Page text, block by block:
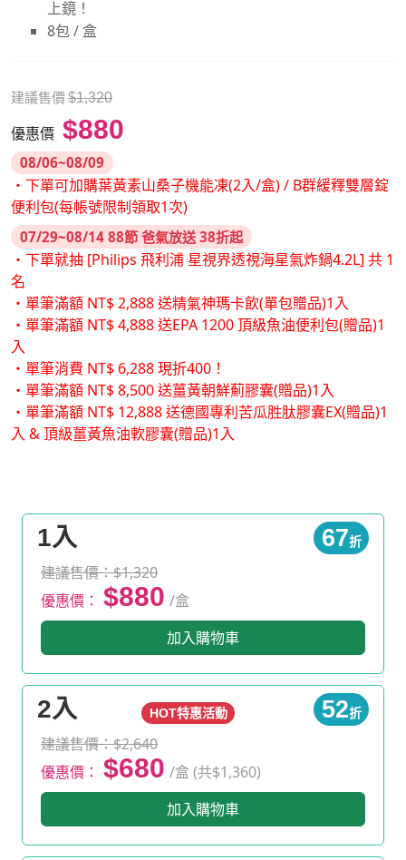
上鏡！
8包 / 盒
建議售價 $1,320
優惠價 $880
08/06~08/09
・下單可加購葉黃素山桑子機能凍(2入/盒) / B群緩釋雙層錠
便利包(每帳號限制領取1次)
07/29~08/14 88節 爸氣放送 38折起
・下單就抽 [Philips 飛利浦 星視界透視海星氣炸鍋4.2L] 共 1
名
・單筆滿額 NT$ 2,888 送精氣神瑪卡飲(單包贈品)1入
・單筆滿額 NT$ 4,888 送EPA 1200 頂級魚油便利包(贈品)1
入
・單筆消費 NT$ 6,288 現折400！
・單筆滿額 NT$ 8,500 送薑黃朝鮮薊膠囊(贈品)1入
・單筆滿額 NT$ 12,888 送德國專利苦瓜胜肽膠囊EX(贈品)1
入 & 頂級薑黃魚油軟膠囊(贈品)1入
1入 67折
建議售價：$1,320
優惠價： $880 /盒
加入購物車
2入 HOT特惠活動 52折
建議售價：$2,640
優惠價： $680 /盒 (共$1,360)
加入購物車